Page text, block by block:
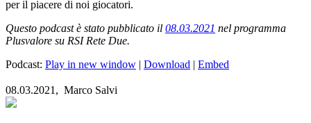
per il piacere di noi giocatori.
Questo podcast è stato pubblicato il 08.03.2021 nel programma
Plusvalore su RSI Rete Due.
Podcast: Play in new window | Download | Embed
08.03.2021, Marco Salvi